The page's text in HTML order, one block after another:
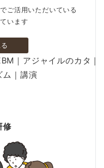
ご活用いただいている
います
｜アジャイルのカタ｜
ム｜講演
修